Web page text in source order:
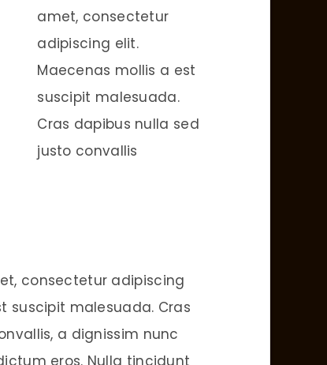
amet, consectetur
adipiscing elit.
Maecenas mollis a est
suscipit malesuada.
Cras dapibus nulla sed
justo convallis
consectetur adipiscing
suscipit malesuada. Cras
a dignissim nunc
eros. Nulla tincidunt